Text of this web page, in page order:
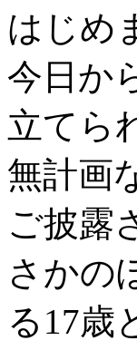
はじめ
今日か
立てら
無計画
ご披露
さかの
る17歳